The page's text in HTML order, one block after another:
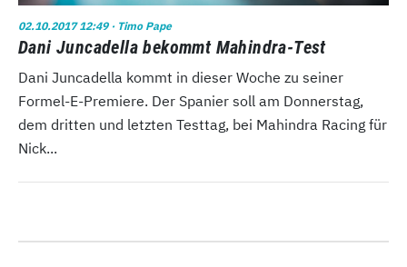
02.10.2017 12:49· Timo Pape
Dani Juncadella bekommt Mahindra-Test
Dani Juncadella kommt in dieser Woche zu seiner
Formel-E-Premiere. Der Spanier soll am Donnerstag,
dem dritten und letzten Testtag, bei Mahindra Racing für
Nick...